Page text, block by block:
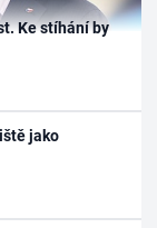
Ke stíhání by
jako